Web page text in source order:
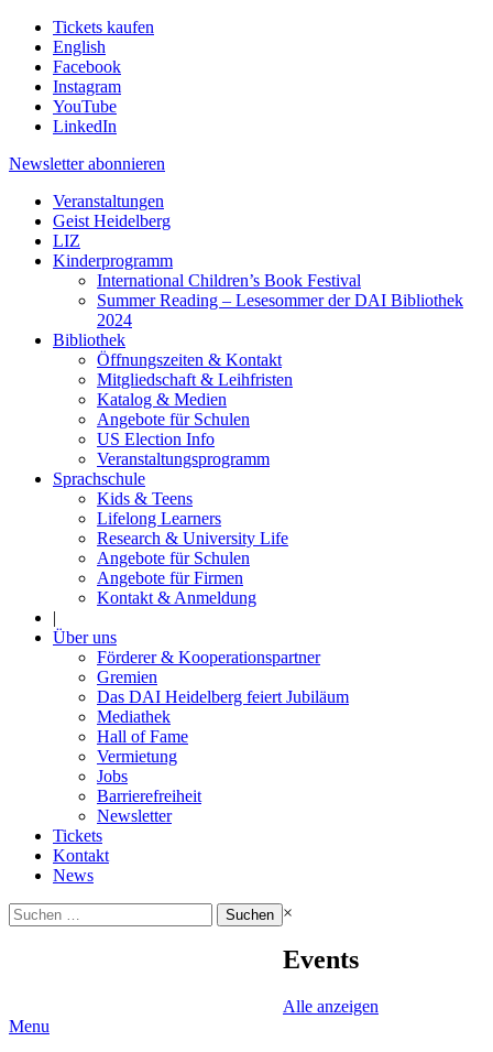
Tickets kaufen
English
Facebook
Instagram
YouTube
LinkedIn
Newsletter abonnieren
Veranstaltungen
Geist Heidelberg
LIZ
Kinderprogramm
International Children’s Book Festival
Summer Reading – Lesesommer der DAI Bibliothek
2024
Bibliothek
Öffnungszeiten & Kontakt
Mitgliedschaft & Leihfristen
Katalog & Medien
Angebote für Schulen
US Election Info
Veranstaltungsprogramm
Sprachschule
Kids & Teens
Lifelong Learners
Research & University Life
Angebote für Schulen
Angebote für Firmen
Kontakt & Anmeldung
|
Über uns
Förderer & Kooperationspartner
Gremien
Das DAI Heidelberg feiert Jubiläum
Mediathek
Hall of Fame
Vermietung
Jobs
Barrierefreiheit
Newsletter
Tickets
Kontakt
News
Suchen
nach:
×
Events
Alle anzeigen
Menu